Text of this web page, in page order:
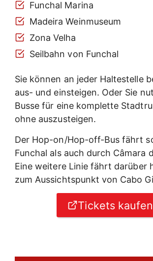
Funchal Marina
Madeira Weinmuseum
Zona Velha
Seilbahn von Funchal
Sie können an jeder Haltestelle
aus- und einsteigen. Oder Sie
Busse für eine komplette
ohne auszusteigen.
Der Hop-on/Hop-off-Bus fährt
Funchal als auch durch Câmara
Eine weitere Linie fährt darüber
zum Aussichtspunkt von Cabo
Tickets kaufen